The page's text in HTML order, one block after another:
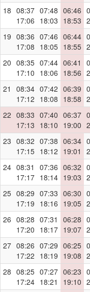
18 08:37
17:06
07:48
18:03
06:46
18:53
19 08:36
17:08
07:46
18:05
06:44
18:55
20 08:35
17:10
07:44
18:06
06:41
18:56
21
08:34
17:12
07:42
18:08
06:39
18:58
22 08:33
17:13
07:40
18:10
06:37
19:00
23 08:32
17:15
07:38
18:12
06:34
19:01
24 08:31
17:17
07:36
18:14
06:32
19:03
25 08:29
17:19
07:33
18:16
06:30
19:05
26 08:28
17:20
07:31
18:17
06:28
19:07
27 08:26
17:22
07:29
18:19
06:25
19:08
28 08:25
17:24
07:27
18:21
06:23
19:10